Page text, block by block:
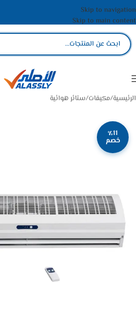
Skip to navigation
Skip to main content
الرئيسية/مكيفات/ستائر هوائية
٪11
خصم